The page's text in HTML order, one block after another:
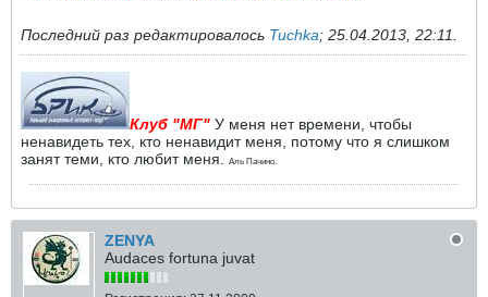
Последний раз редактировалось Tuchka; 25.04.2013, 22:11
Клуб "МГ" У меня нет времени, чтобы
ненавидеть тех, кто ненавидит меня, потому что я слишком
занят теми, кто любит меня.
Аль Пачино.
ZENYA
Audaces fortuna juvat